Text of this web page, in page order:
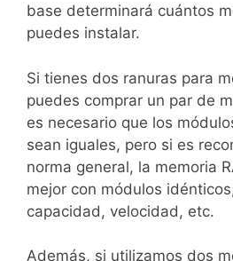
base determinará cuántos
puedes instalar.
Si tienes dos ranuras para
puedes comprar un par de
es necesario que los
sean iguales, pero si es
norma general, la memoria
mejor con módulos
capacidad, velocidad, etc.
Además, si utilizamos dos